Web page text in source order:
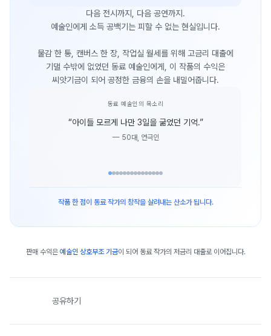
다음 전시까지, 다음 공연까지.
예술인에게 소득 공백기는 피할 수 없는 현실입니다.
물감 한 통, 캔버스 한 장, 작업실 월세를 위해 고금리 대출에
기댈 수밖에 없었던 동료 예술인에게, 이 작품의 수익은
씨앗기금이 되어 공정한 금융의 손을 내밀어줍니다.
동료 예술인의 목소리
“아이들 모르게 나만 3일을 굶었던 기억.”
— 50대, 연극인
작품 한 점이 동료 작가의 창작을 살려내는 산소가 됩니다.
판매 수익은 예술인 상호부조 기금이 되어 동료 작가의 저금리 대출로 이어집니다.
공유하기